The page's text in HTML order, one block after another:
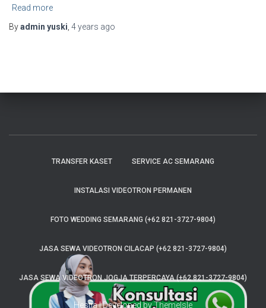
Read more
Byadmin yuski 4 years ago
TRANSFER KASET SERVICE AC SEMARANG
INSTALASI VIDEOTRON PERMANEN
FOTO WEDDING SEMARANG (+62 821-3727-9804)
JASA SEWA VIDEOTRON CILACAP (+62 821-3727-9804)
JASA SEWA VIDEOTRON JOGJA TERPERCAYA (+62 821-3727-9804)
Hestia | Developed byThemeIsle